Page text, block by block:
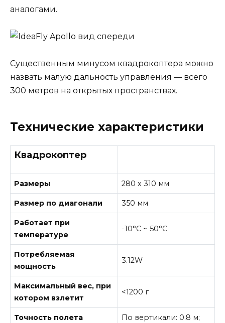
аналогами.
Существенным минусом квадрокоптера можно
назвать малую дальность управления — всего
300 метров на открытых пространствах.
Технические характеристики
Квадрокоптер
Размеры 280 x 310 мм
Размер по диагонали 350 мм
Работает при
температуре
-10°C ~ 50°C
Потребляемая
мощность
3.12W
Максимальный вес, при
котором взлетит
<1200 г
Точность полета
По вертикали: 0.8 м;